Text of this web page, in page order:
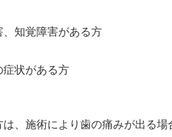
、知覚障害がある方
症状がある方
、施術により歯の痛みが出る場